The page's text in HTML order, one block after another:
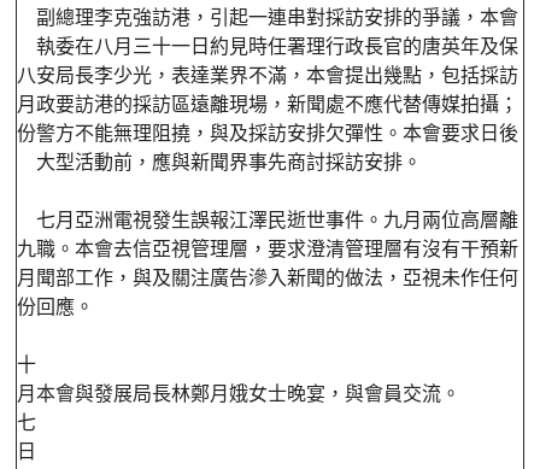
八
月
份
副總理李克強訪港，引起一連串對採訪安排的爭議，本會
執委在八月三十一日約見時任署理行政長官的唐英年及保
安局長李少光，表達業界不滿，本會提出幾點，包括採訪
政要訪港的採訪區遠離現場，新聞處不應代替傳媒拍攝；
警方不能無理阻撓，與及採訪安排欠彈性。本會要求日後
大型活動前，應與新聞界事先商討採訪安排。
九
月
份
七月亞洲電視發生誤報江澤民逝世事件。九月兩位高層離
職。本會去信亞視管理層，要求澄清管理層有沒有干預新
聞部工作，與及關注廣告滲入新聞的做法，亞視未作任何
回應。
十
月
七
日
本會與發展局長林鄭月娥女士晚宴，與會員交流。